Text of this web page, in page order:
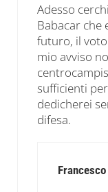
Adesso
Babacar che
futuro, il voto
mio avviso
sufficienti
dedicherei
difesa.